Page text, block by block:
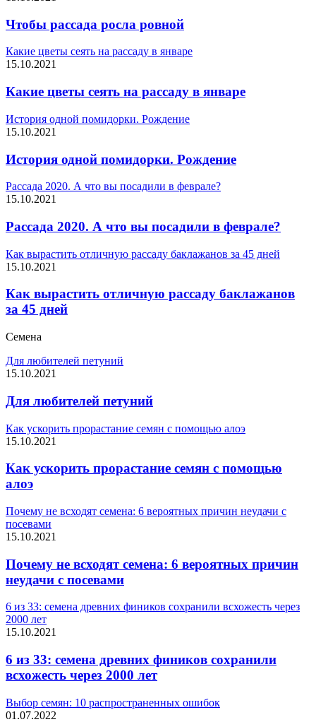
Чтобы рассада росла ровной
Какие цветы сеять на рассаду в январе
15.10.2021
Какие цветы сеять на рассаду в январе
История одной помидорки. Рождение
15.10.2021
История одной помидорки. Рождение
Рассада 2020. А что вы посадили в феврале?
15.10.2021
Рассада 2020. А что вы посадили в феврале?
Как вырастить отличную рассаду баклажанов за 45 дней
15.10.2021
Как вырастить отличную рассаду баклажанов
за 45 дней
Семена
Для любителей петуний
15.10.2021
Для любителей петуний
Как ускорить прорастание семян с помощью алоэ
15.10.2021
Как ускорить прорастание семян с помощью
алоэ
Почему не всходят семена: 6 вероятных причин неудачи с
посевами
15.10.2021
Почему не всходят семена: 6 вероятных причин
неудачи с посевами
6 из 33: семена древних фиников сохранили всхожесть через
2000 лет
15.10.2021
6 из 33: семена древних фиников сохранили
всхожесть через 2000 лет
Выбор семян: 10 распространенных ошибок
01.07.2022